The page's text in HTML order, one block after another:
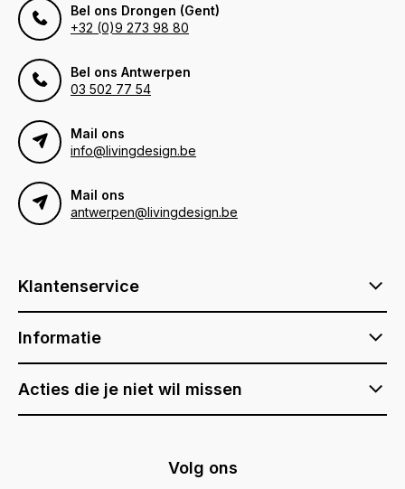
Bel ons Drongen (Gent)
+32 (0)9 273 98 80
Bel ons Antwerpen
03 502 77 54
Mail ons
info@livingdesign.be
Mail ons
antwerpen@livingdesign.be
Klantenservice
Informatie
Acties die je niet wil missen
Volg ons